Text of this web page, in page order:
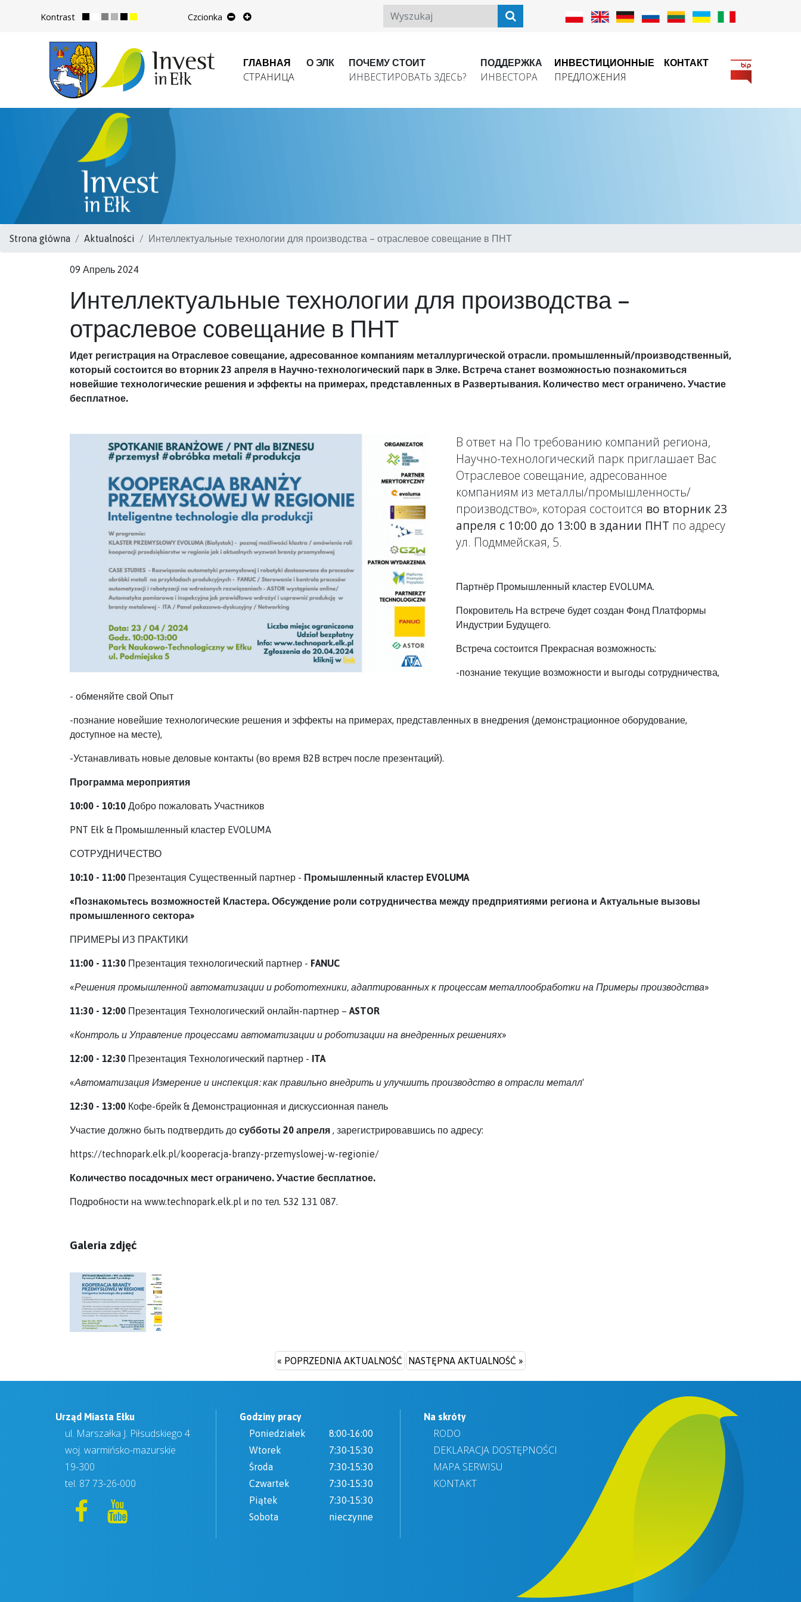
Kontrast Czcionka
ГЛАВНАЯ
СТРАНИЦА
О ЭЛК ПОЧЕМУ СТОИТ
ИНВЕСТИРОВАТЬ ЗДЕСЬ?
ПОДДЕРЖКА
ИНВЕСТОРА
ИНВЕСТИЦИОННЫЕ
ПРЕДЛОЖЕНИЯ
КОНТАКТ
Strona główna Aktualności Интеллектуальные технологии для производства – отраслевое совещание в ПНТ
09 Апрель 2024
Интеллектуальные технологии для производства –
отраслевое совещание в ПНТ
Идет регистрация на Отраслевое совещание, адресованное компаниям металлургической отрасли. промышленный/производственный,
который состоится во вторник 23 апреля в Научно-технологический парк в Элке. Встреча станет возможностью познакомиться
новейшие технологические решения и эффекты на примерах, представленных в Развертывания. Количество мест ограничено. Участие
бесплатное.
В ответ на По требованию компаний региона,
Научно-технологический парк приглашает Вас
Отраслевое совещание, адресованное
компаниям из металлы/промышленность/
производство», которая состоится во вторник 23
апреля с 10:00 до 13:00 в здании ПНТ по адресу
ул. Подммейская, 5.
Партнёр Промышленный кластер EVOLUMA.
Покровитель На встрече будет создан Фонд Платформы
Индустрии Будущего.
Встреча состоится Прекрасная возможность:
-познание текущие возможности и выгоды сотрудничества,
- обменяйте свой Опыт
-познание новейшие технологические решения и эффекты на примерах, представленных в внедрения (демонстрационное оборудование,
доступное на месте),
-Устанавливать новые деловые контакты (во время B2B встреч после презентаций).
Программа мероприятия
10:00 - 10:10 Добро пожаловать Участников
PNT Ełk & Промышленный кластер EVOLUMA
СОТРУДНИЧЕСТВО
10:10 - 11:00 Презентация Существенный партнер - Промышленный кластер EVOLUMA
«Познакомьтесь возможностей Кластера. Обсуждение роли сотрудничества между предприятиями региона и Актуальные вызовы
промышленного сектора»
ПРИМЕРЫ ИЗ ПРАКТИКИ
11:00 - 11:30 Презентация технологический партнер - FANUC
«Решения промышленной автоматизации и робототехники, адаптированных к процессам металлообработки на Примеры производства»
11:30 - 12:00 Презентация Технологический онлайн-партнер – ASTOR
«Контроль и Управление процессами автоматизации и роботизации на внедренных решениях»
12:00 - 12:30 Презентация Технологический партнер - ITA
«Автоматизация Измерение и инспекция: как правильно внедрить и улучшить производство в отрасли металл'
12:30 - 13:00 Кофе-брейк & Демонстрационная и дискуссионная панель
Участие должно быть подтвердить до субботы 20 апреля , зарегистрировавшись по адресу:
https://technopark.elk.pl/kooperacja-branzy-przemyslowej-w-regionie/
Количество посадочных мест ограничено. Участие бесплатное.
Подробности на www.technopark.elk.pl и по тел. 532 131 087.
Galeria zdjęć
« POPRZEDNIA AKTUALNOŚĆ NASTĘPNA AKTUALNOŚĆ »
Urząd Miasta Ełku
ul. Marszałka J. Piłsudskiego 4
woj. warmińsko-mazurskie
19-300
tel. 87 73-26-000
Godziny pracy
Poniedziałek
8:00-16:00
Wtorek
7:30-15:30
Środa
7:30-15:30
Czwartek
7:30-15:30
Piątek
7:30-15:30
Sobota
nieczynne
Na skróty
RODO
DEKLARACJA DOSTĘPNOŚCI
MAPA SERWISU
KONTAKT